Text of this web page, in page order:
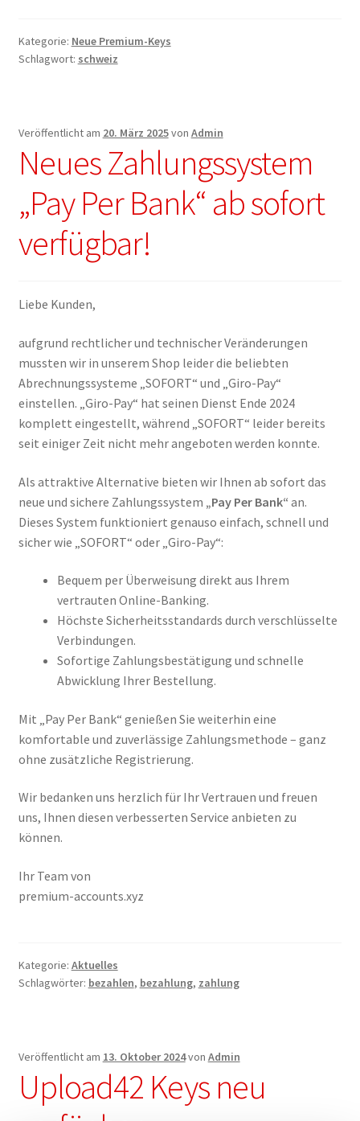
Kategorie: Neue Premium-Keys
Schlagwort: schweiz
Veröffentlicht am 20. März 2025von Admin
Neues Zahlungssystem
„Pay Per Bank“ ab sofort
verfügbar!
Liebe Kunden,
aufgrund rechtlicher und technischer Veränderungen
mussten wir in unserem Shop leider die beliebten
Abrechnungssysteme „SOFORT“ und „Giro-Pay“
einstellen. „Giro-Pay“ hat seinen Dienst Ende 2024
komplett eingestellt, während „SOFORT“ leider bereits
seit einiger Zeit nicht mehr angeboten werden konnte.
Als attraktive Alternative bieten wir Ihnen ab sofort das
neue und sichere Zahlungssystem „Pay Per Bank“ an.
Dieses System funktioniert genauso einfach, schnell und
sicher wie „SOFORT“ oder „Giro-Pay“:
Bequem per Überweisung direkt aus Ihrem
vertrauten Online-Banking.
Höchste Sicherheitsstandards durch verschlüsselte
Verbindungen.
Sofortige Zahlungsbestätigung und schnelle
Abwicklung Ihrer Bestellung.
Mit „Pay Per Bank“ genießen Sie weiterhin eine
komfortable und zuverlässige Zahlungsmethode – ganz
ohne zusätzliche Registrierung.
Wir bedanken uns herzlich für Ihr Vertrauen und freuen
uns, Ihnen diesen verbesserten Service anbieten zu
können.
Ihr Team von
premium-accounts.xyz
Kategorie: Aktuelles
Schlagwörter: bezahlen, bezahlung, zahlung
Veröffentlicht am 13. Oktober 2024von Admin
Upload42 Keys neu